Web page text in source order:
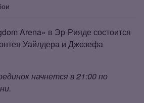
Arena» в Эр‑Рияде состоится
Уайлдера и Джозефа
начнется в 21:00 по